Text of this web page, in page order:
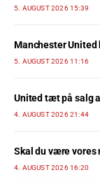
5. AUGUST 2026 15:39
Manchester
5. AUGUST 2026 11:16
United tæt på salg
4. AUGUST 2026 21:44
Skal du være
4. AUGUST 2026 16:20